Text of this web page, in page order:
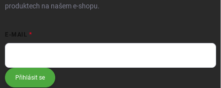
produktech na našem e-shopu.
E-MAIL
Přihlásit se